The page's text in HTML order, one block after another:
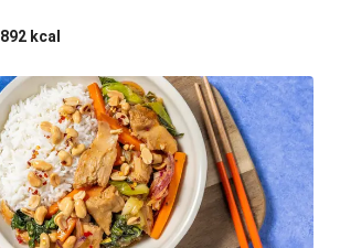
892 kcal